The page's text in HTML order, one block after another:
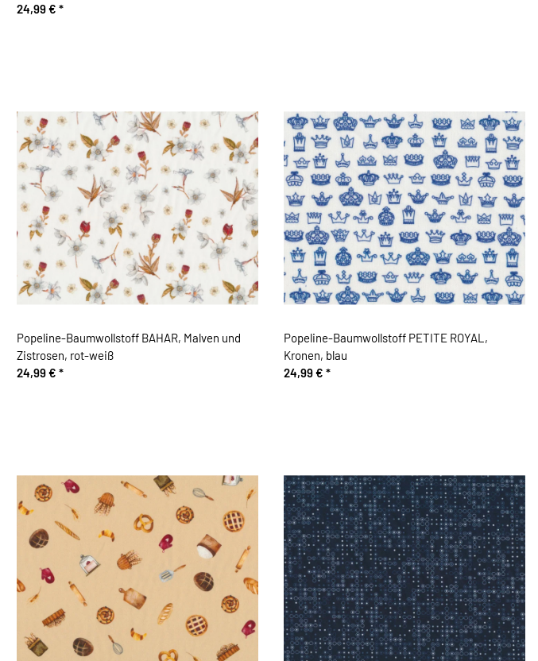
24,99 € *
Popeline-Baumwollstoff BAHAR, Malven und
Zistrosen, rot-weiß
24,99 € *
Popeline-Baumwollstoff PETITE ROYAL,
Kronen, blau
24,99 € *